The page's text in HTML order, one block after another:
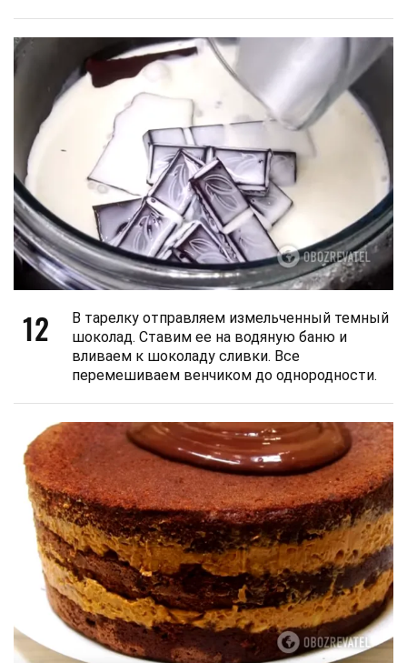
12
В тарелку отправляем измельченный темный
шоколад. Ставим ее на водяную баню и
вливаем к шоколаду сливки. Все
перемешиваем венчиком до однородности.